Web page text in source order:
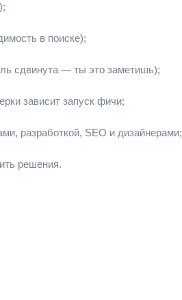
в поиске);
сдвинута — ты это заметишь);
зависит запуск фичи;
разработкой, SEO и дизайнерами;
решения.